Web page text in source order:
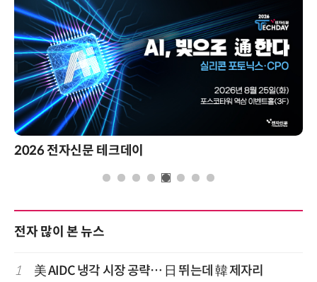
2026 전자신문 테크데이
전자 많이 본 뉴스
1 美 AIDC 냉각 시장 공략… 日 뛰는데 韓 제자리